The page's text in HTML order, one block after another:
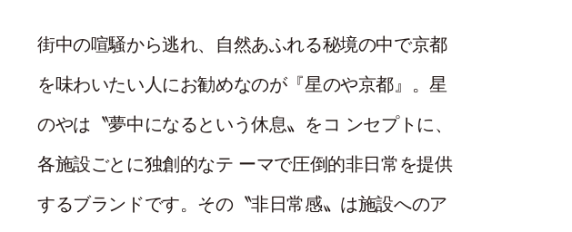
街中の喧騒から逃れ、自然あふれる秘境の中で京都
を味わいたい人にお勧めなのが『星のや京都』。星
のやは〝夢中になるという休息〟をコ ンセプトに、
各施設ごとに独創的なテ ーマで圧倒的非日常を提供
するブランドです。その〝非日常感〟は施設へのア